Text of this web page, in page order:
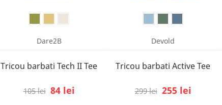
Dare2B
Tricou barbati Tech II Tee
105 lei 84 lei
Devold
Tricou barbati Active Tee
299 lei 255 lei